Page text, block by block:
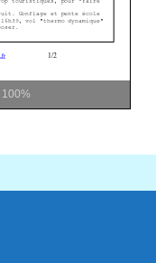
100%